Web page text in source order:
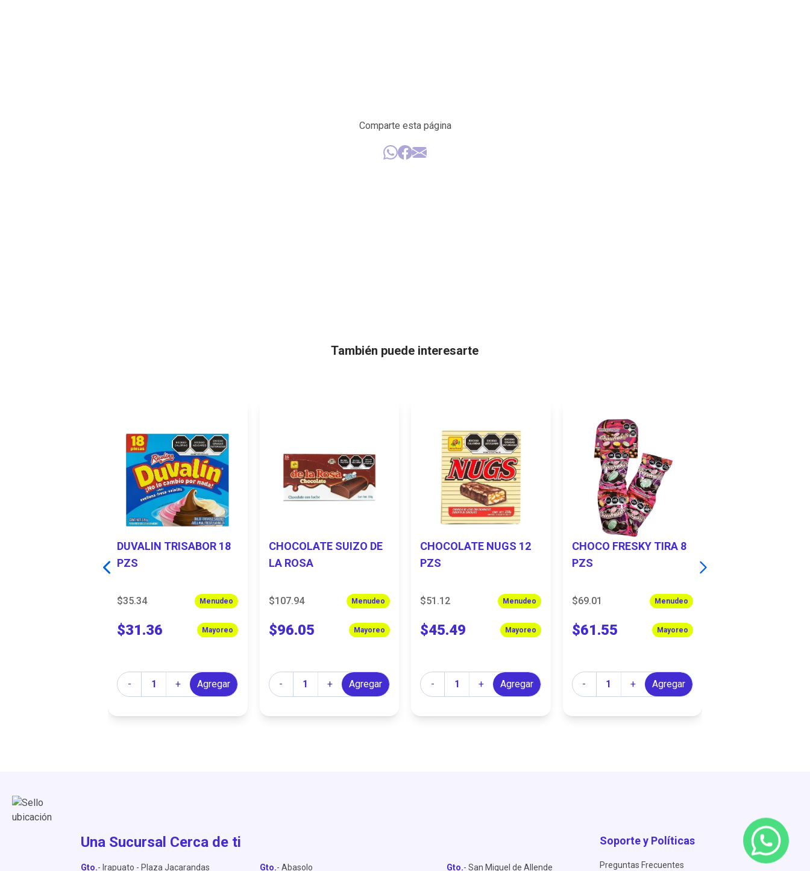
Comparte esta página
También puede interesarte
DUVALIN TRISABOR 18
PZS
$35.34 Menudeo
$31.36 Mayoreo
-
Cantidad + Agregar
CHOCOLATE SUIZO DE
LA ROSA
$107.94 Menudeo
$96.05 Mayoreo
-
Cantidad + Agregar
CHOCOLATE NUGS 12
PZS
$51.12 Menudeo
$45.49 Mayoreo
-
Cantidad + Agregar
CHOCO FRESKY TIRA 8
PZS
$69.01 Menudeo
$61.55 Mayoreo
-
Cantidad + Agregar
Una Sucursal Cerca de ti
Gto.- Irapuato - Plaza Jacarandas Gto.- Abasolo Gto.- San Miguel de Allende
Soporte y Políticas
Preguntas Frecuentes